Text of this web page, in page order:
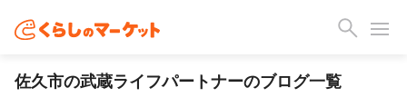
佐久市の武蔵ライフパートナーのブログ一覧